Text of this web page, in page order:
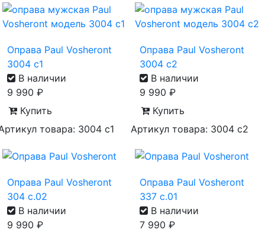
Оправа Paul Vosheront
3004 c1
В наличии
9 990 ₽
Купить
товара: 3004 c1
Оправа Paul Vosheront
3004 c2
В наличии
9 990 ₽
Купить
Артикул товара: 3004 с2
Оправа Paul Vosheront
304 с.02
В наличии
9 990 ₽
Оправа Paul Vosheront
337 с.01
В наличии
7 990 ₽